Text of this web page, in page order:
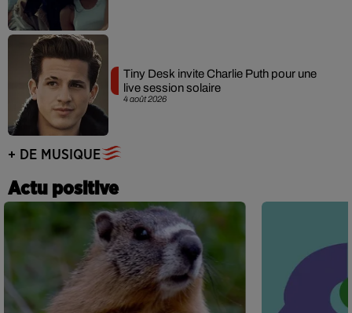
4 août 2026
Tiny Desk invite Charlie Puth pour une
live session solaire
+ DE MUSIQUE
Actu positive